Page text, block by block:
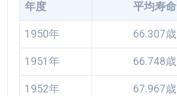
年度 平均寿命
1950年 66.307歳
1951年 66.748歳
1952年 67.967歳